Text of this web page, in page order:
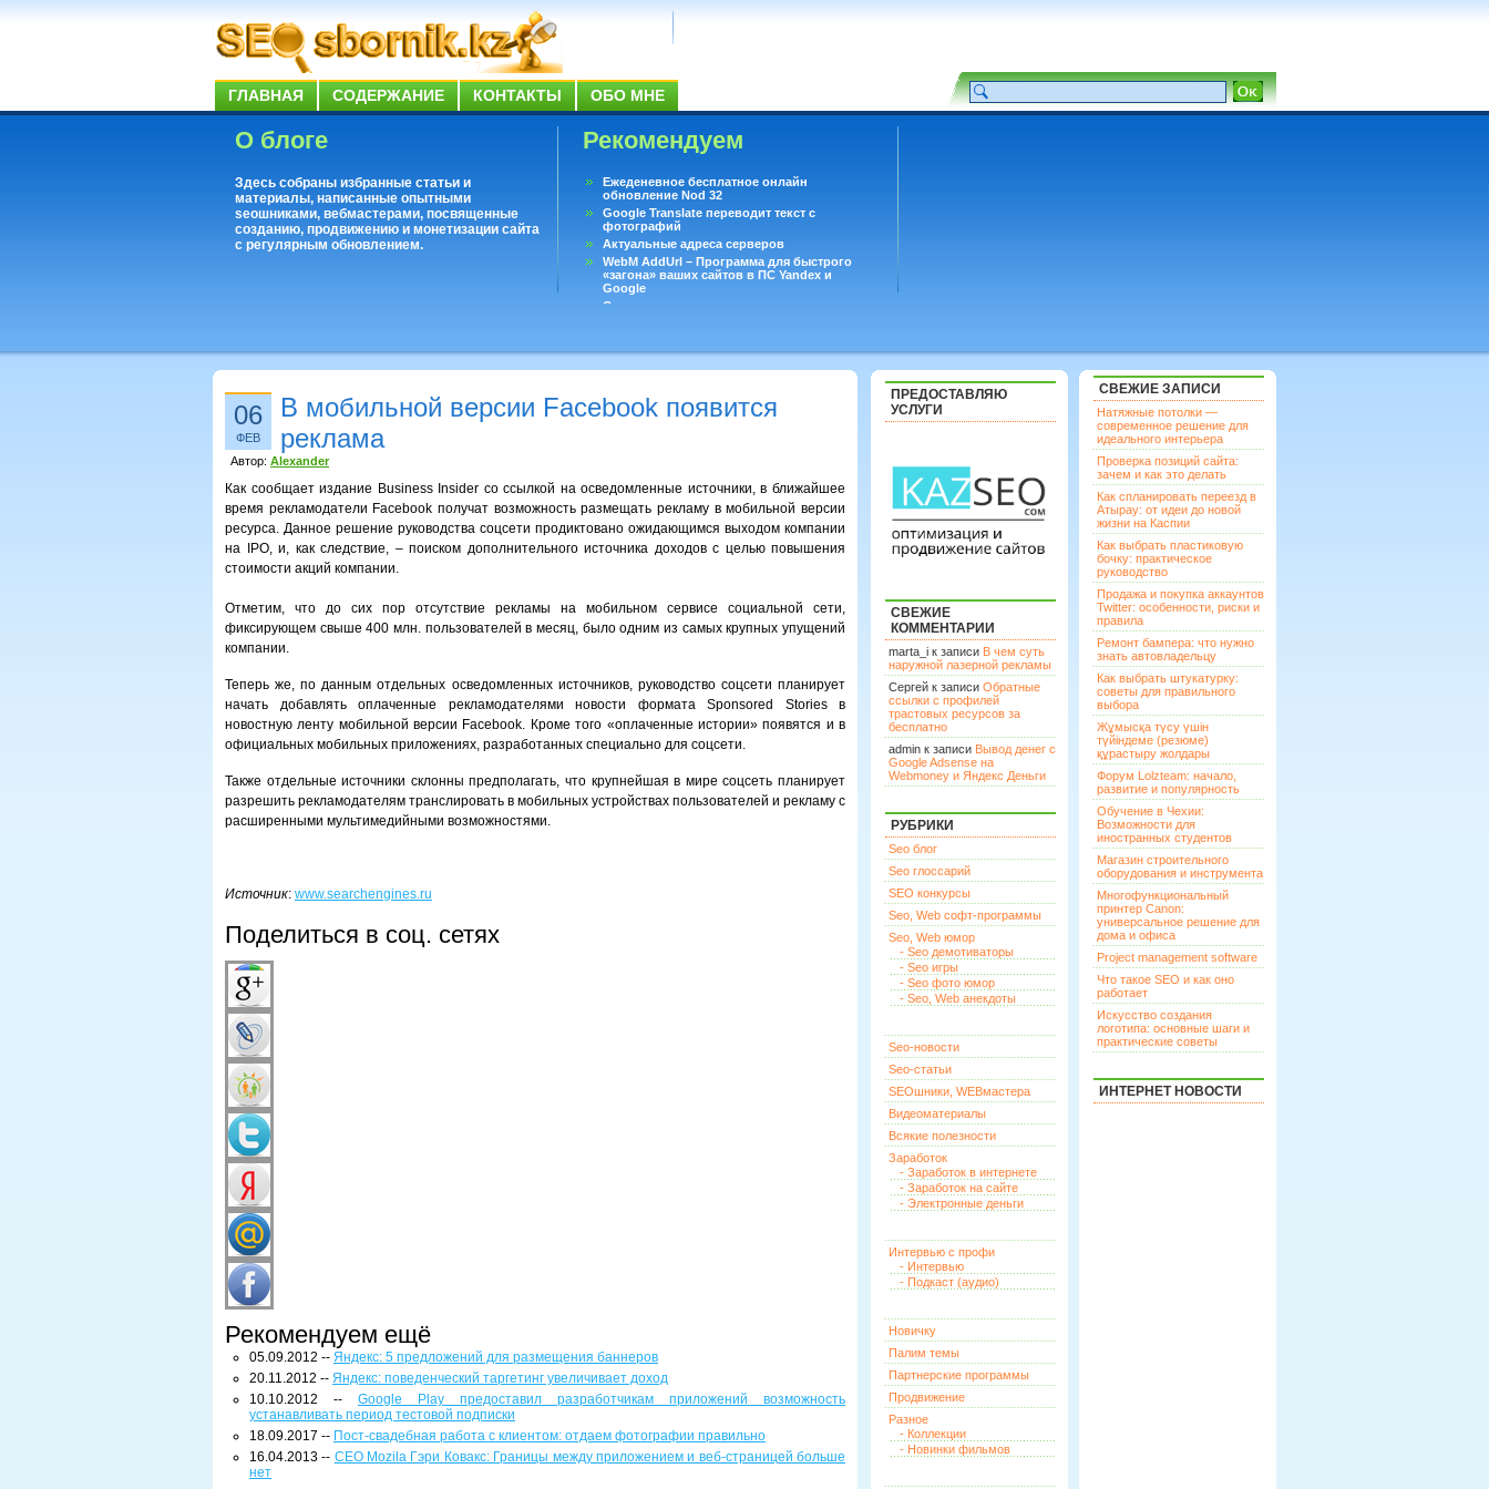
ГЛАВНАЯ СОДЕРЖАНИЕ КОНТАКТЫ ОБО МНЕ
О блоге
Здесь собраны избранные статьи и
материалы, написанные опытными
seoшниками, вебмастерами, посвященные
созданию, продвижению и монетизации сайта
с регулярным обновлением.
Рекомендуем
Ежеденевное бесплатное онлайн
обновление Nod 32
Google Translate переводит текст с
фотографий
Актуальные адреса серверов
WebM AddUrl – Программа для быстрого
«загона» ваших сайтов в ПС Yandex и
Google
Существует вопросы, на которые не может
06
ФЕВ
В мобильной версии Facebook появится
реклама
Автор: Alexander
Как сообщает издание Business Insider со ссылкой на осведомленные источники, в ближайшее
время рекламодатели Facebook получат возможность размещать рекламу в мобильной версии
ресурса. Данное решение руководства соцсети продиктовано ожидающимся выходом компании
на IPO, и, как следствие, – поиском дополнительного источника доходов с целью повышения
стоимости акций компании.
Отметим, что до сих пор отсутствие рекламы на мобильном сервисе социальной сети,
фиксирующем свыше 400 млн. пользователей в месяц, было одним из самых крупных упущений
компании.
Теперь же, по данным отдельных осведомленных источников, руководство соцсети планирует
начать добавлять оплаченные рекламодателями новости формата Sponsored Stories в
новостную ленту мобильной версии Facebook. Кроме того «оплаченные истории» появятся и в
официальных мобильных приложениях, разработанных специально для соцсети.
Также отдельные источники склонны предполагать, что крупнейшая в мире соцсеть планирует
разрешить рекламодателям транслировать в мобильных устройствах пользователей и рекламу с
расширенными мультимедийными возможностями.
Источник: www.searchengines.ru
Поделиться в соц. сетях
Рекомендуем ещё
05.09.2012 -- Яндекс: 5 предложений для размещения баннеров
20.11.2012 -- Яндекс: поведенческий таргетинг увеличивает доход
10.10.2012 -- Google Play предоставил разработчикам приложений возможность
устанавливать период тестовой подписки
18.09.2017 -- Пост-свадебная работа с клиентом: отдаем фотографии правильно
16.04.2013 -- CEO Mozila Гэри Ковакс: Границы между приложением и веб-страницей больше
нет
ПРЕДОСТАВЛЯЮ
УСЛУГИ
СВЕЖИЕ
КОММЕНТАРИИ
marta_i к записи В чем суть
наружной лазерной рекламы
Сергей к записи Обратные
ссылки с профилей
трастовых ресурсов за
бесплатно
admin к записи Вывод денег с
Google Adsense на
Webmoney и Яндекс Деньги
РУБРИКИ
Seo блог
Seo глоссарий
SEO конкурсы
Seo, Web софт-программы
Seo, Web юмор
- Seo демотиваторы
- Seo игры
- Seo фото юмор
- Seo, Web анекдоты
Seo-новости
Seo-статьи
SEOшники, WEBмастера
Видеоматериалы
Всякие полезности
Заработок
- Заработок в интернете
- Заработок на сайте
- Электронные деньги
Интервью с профи
- Интервью
- Подкаст (аудио)
Новичку
Палим темы
Партнерские программы
Продвижение
Разное
- Коллекции
- Новинки фильмов
СВЕЖИЕ ЗАПИСИ
Натяжные потолки —
современное решение для
идеального интерьера
Проверка позиций сайта:
зачем и как это делать
Как спланировать переезд в
Атырау: от идеи до новой
жизни на Каспии
Как выбрать пластиковую
бочку: практическое
руководство
Продажа и покупка аккаунтов
Twitter: особенности, риски и
правила
Ремонт бампера: что нужно
знать автовладельцу
Как выбрать штукатурку:
советы для правильного
выбора
Жұмысқа түсу үшін
түйіндеме (резюме)
құрастыру жолдары
Форум Lolzteam: начало,
развитие и популярность
Обучение в Чехии:
Возможности для
иностранных студентов
Магазин строительного
оборудования и инструмента
Многофункциональный
принтер Canon:
универсальное решение для
дома и офиса
Project management software
Что такое SEO и как оно
работает
Искусство создания
логотипа: основные шаги и
практические советы
ИНТЕРНЕТ НОВОСТИ